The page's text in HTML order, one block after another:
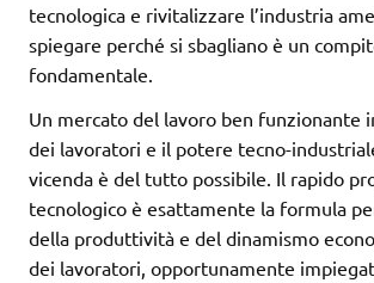
tecnologica e rivitalizzare l’industria
spiegare perché si sbagliano è un
fondamentale.
Un mercato del lavoro ben funzionante
dei lavoratori e il potere tecno-
vicenda è del tutto possibile. Il rapido
tecnologico è esattamente la formula
della produttività e del dinamismo
dei lavoratori, opportunamente